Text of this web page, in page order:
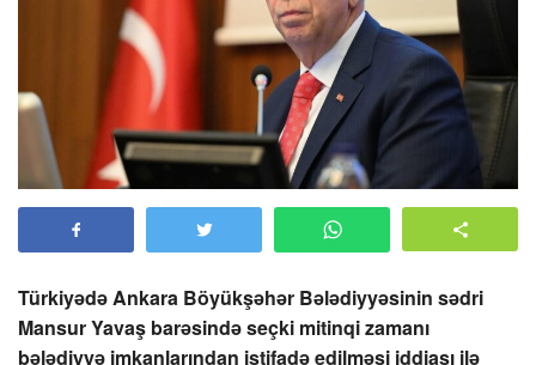
Türkiyədə Ankara Böyükşəhər Bələdiyyəsinin sədri
Mansur Yavaş barəsində seçki mitinqi zamanı
bələdiyyə imkanlarından istifadə edilməsi iddiası ilə